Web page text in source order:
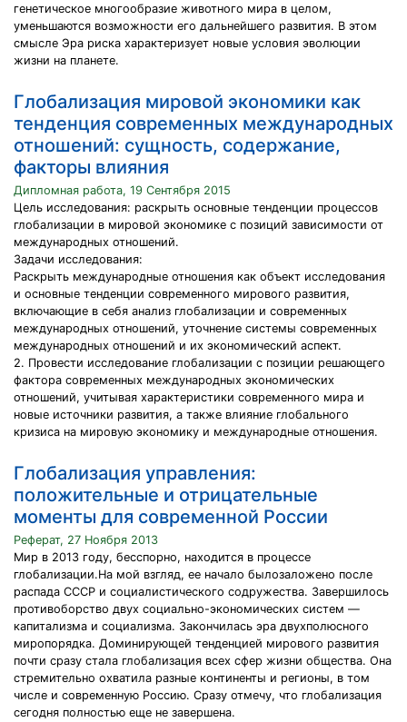
генетическое многообразие животного мира в целом,
уменьшаются возможности его дальнейшего развития. В этом
смысле Эра риска характеризует новые условия эволюции
жизни на планете.
Глобализация мировой экономики как
тенденция современных международных
отношений: сущность, содержание,
факторы влияния
Дипломная работа, 19 Сентября 2015
Цель исследования: раскрыть основные тенденции процессов
глобализации в мировой экономике с позиций зависимости от
международных отношений.
Задачи исследования:
Раскрыть международные отношения как объект исследования
и основные тенденции современного мирового развития,
включающие в себя анализ глобализации и современных
международных отношений, уточнение системы современных
международных отношений и их экономический аспект.
2. Провести исследование глобализации с позиции решающего
фактора современных международных экономических
отношений, учитывая характеристики современного мира и
новые источники развития, а также влияние глобального
кризиса на мировую экономику и международные отношения.
Глобализация управления:
положительные и отрицательные
моменты для современной России
Реферат, 27 Ноября 2013
Мир в 2013 году, бесспорно, находится в процессе
глобализации.На мой взгляд, ее начало былозаложено после
распада СССР и социалистического содружества. Завершилось
противоборство двух социально-экономических систем —
капитализма и социализма. Закончилась эра двухполюсного
миропорядка. Доминирующей тенденцией мирового развития
почти сразу стала глобализация всех сфер жизни общества. Она
стремительно охватила разные континенты и регионы, в том
числе и современную Россию. Сразу отмечу, что глобализация
сегодня полностью еще не завершена.